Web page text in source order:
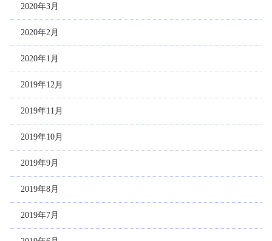
2020年3月
2020年2月
2020年1月
2019年12月
2019年11月
2019年10月
2019年9月
2019年8月
2019年7月